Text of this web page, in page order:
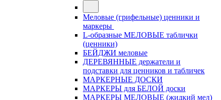
Меловые (грифельные) ценники и
маркеры
L-образные МЕЛОВЫЕ таблички
(ценники)
БЕЙДЖИ меловые
ДЕРЕВЯННЫЕ держатели и
подставки для ценников и табличек
МАРКЕРНЫЕ ДОСКИ
МАРКЕРЫ для БЕЛОЙ доски
МАРКЕРЫ МЕЛОВЫЕ (жидкий мел)